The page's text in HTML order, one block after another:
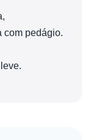
com pedágio.